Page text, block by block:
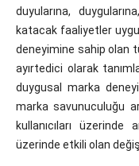
duyularına,
katacak faaliyetler
deneyimine sahip olan
ayırtedici olarak
duygusal marka
marka savunuculuğu
kullanıcıları
üzerinde etkili olan